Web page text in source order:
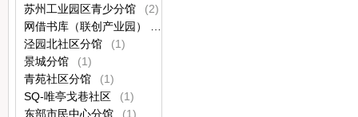
苏州工业园区青少分馆
(2)
泾园北社区分馆
(1)
景城分馆
(1)
青苑社区分馆
(1)
SQ-唯亭戈巷社区
(1)
东部市民中心分馆
(1)